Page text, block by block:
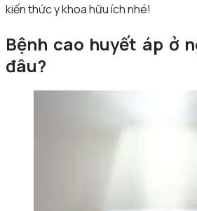
kiến thức y khoa hữu ích nhé!
Bệnh cao huyết áp ở
đâu?